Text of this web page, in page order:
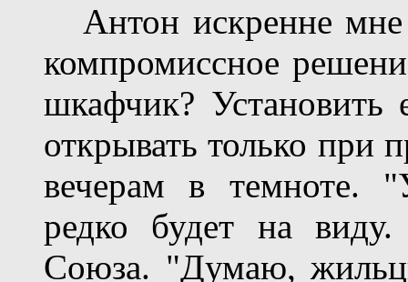
Антон искренне мне
компромиссное
шкафчик? Установить
открывать только при
вечерам в темноте.
редко будет на виду.
Союза. "Думаю,